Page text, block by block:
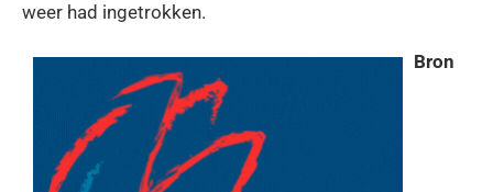
weer had ingetrokken.
Bron